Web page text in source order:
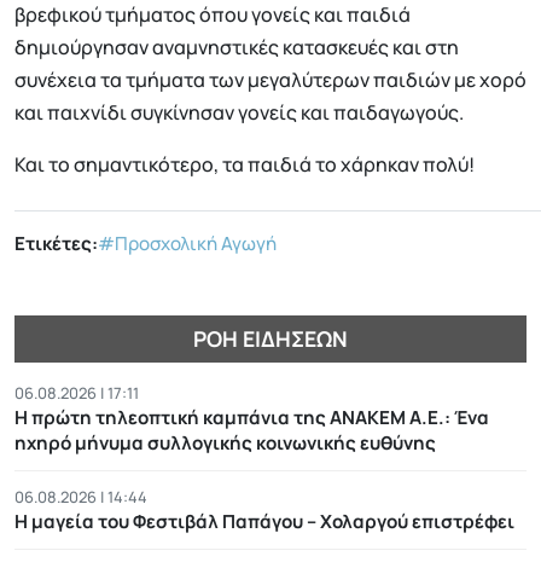
βρεφικού τμήματος όπου γονείς και παιδιά
δημιούργησαν αναμνηστικές κατασκευές και στη
συνέχεια τα τμήματα των μεγαλύτερων παιδιών με χορό
και παιχνίδι συγκίνησαν γονείς και παιδαγωγούς.
Και το σημαντικότερο, τα παιδιά το χάρηκαν πολύ!
Ετικέτες:#Προσχολική Αγωγή
ΡΟΉ ΕΙΔΉΣΕΩΝ
06.08.2026 | 17:11
Η πρώτη τηλεοπτική καμπάνια της ΑΝΑΚΕΜ Α.Ε.: Ένα
ηχηρό μήνυμα συλλογικής κοινωνικής ευθύνης
06.08.2026 | 14:44
Η μαγεία του Φεστιβάλ Παπάγου – Χολαργού επιστρέφει